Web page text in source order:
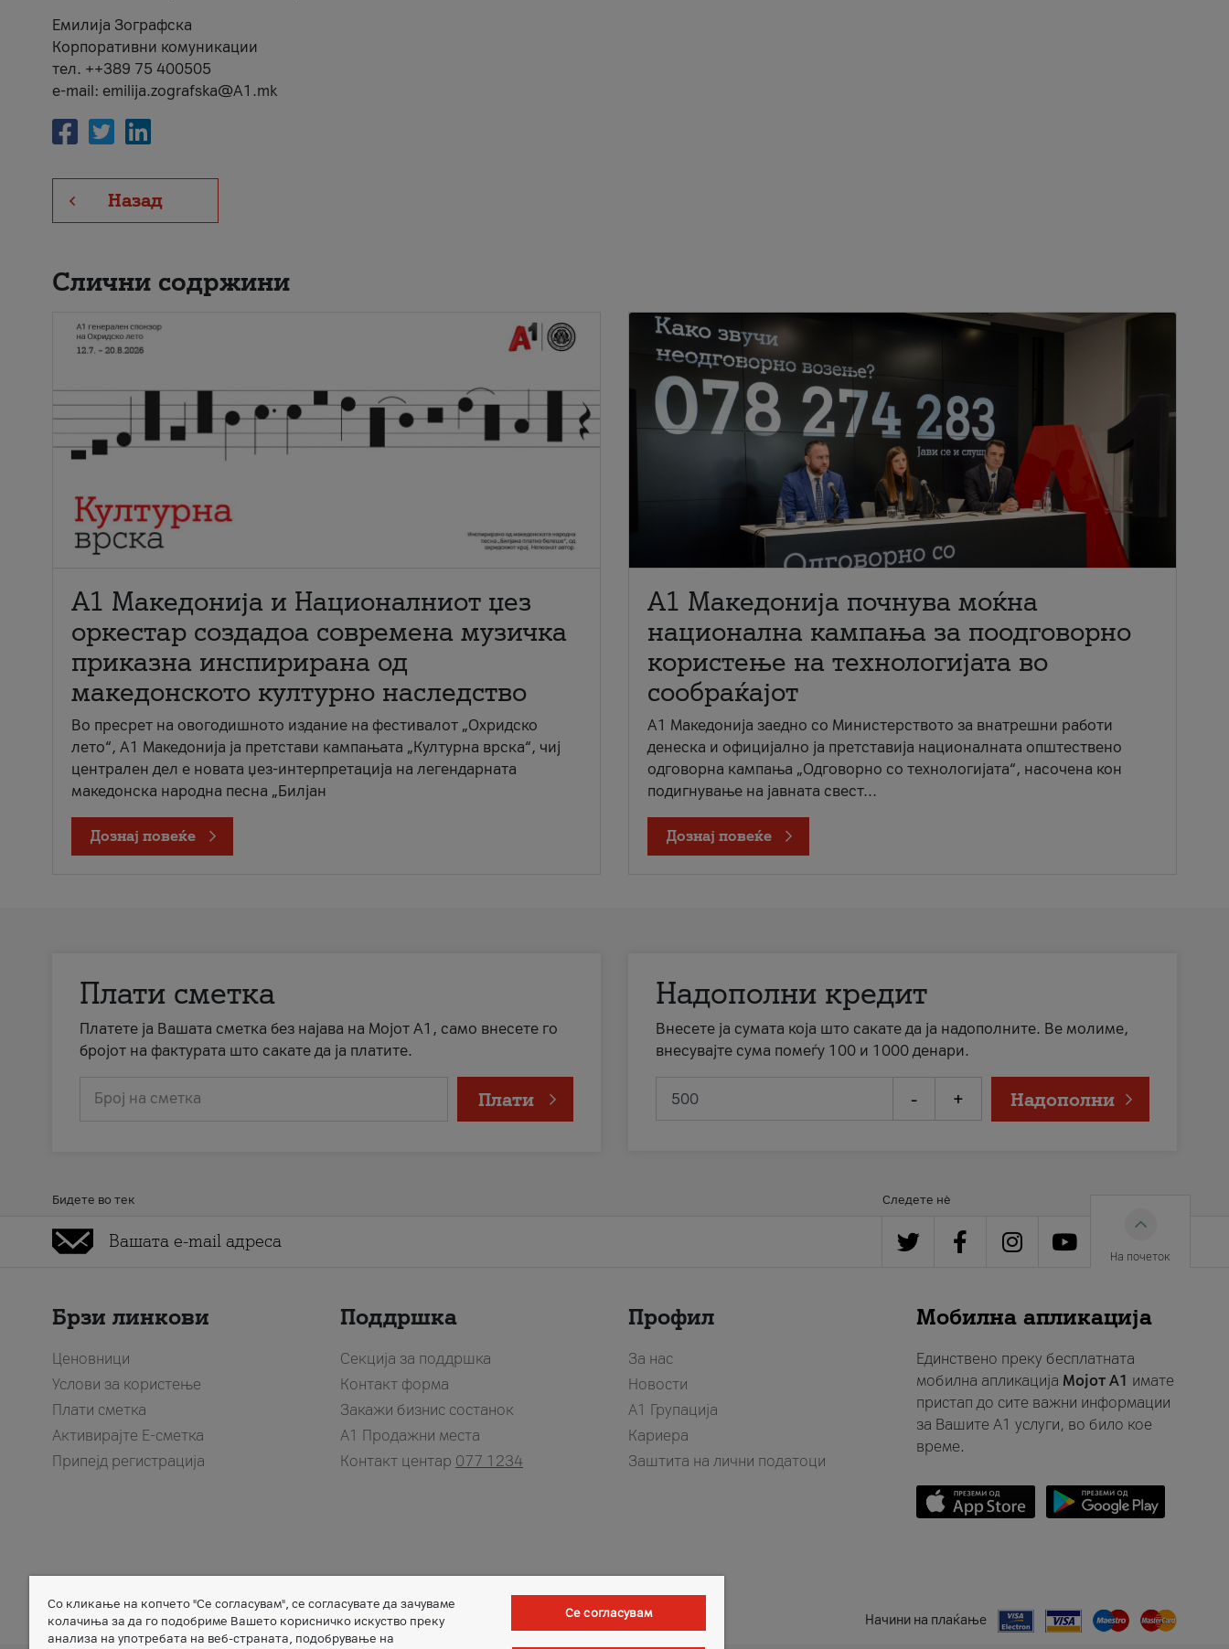
Емилија Зографска
Корпоративни комуникации
тел. ++389 75 400505
e-mail: emilija.zografska@A1.mk
Назад
Слични содржини
А1 Македонија и Националниот џез
оркестар создадоа современа музичка
приказна инспирирана од
македонското културно наследство
Во пресрет на овогодишното издание на фестивалот „Охридско
лето“, А1 Македонија ја претстави кампањата „Културна врска“, чиј
централен дел е новата џез-интерпретација на легендарната
македонска народна песна „Билјан
Дознај повеќе
A1 Македонија почнува моќна
национална кампања за поодговорно
користење на технологијата во
сообраќајот
A1 Македонија заедно со Министерството за внатрешни работи
денеска и официјално ја претставија националната општествено
одговорна кампања „Одговорно со технологијата“, насочена кон
подигнување на јавната свест...
Дознај повеќе
Плати сметка
Платете ја Вашата сметка без најава на Мојот А1, само внесете го
бројот на фактурата што сакате да ја платите.
Број на сметка Плати
Надополни кредит
Внесете ја сумата која што сакате да ја надополните. Ве молиме,
внесувајте сума помеѓу 100 и 1000 денари.
- + Надополни
Бидете во тек Следете нè
На почеток
Брзи линкови
Ценовници
Услови за користење
Плати сметка
Активирајте Е-сметка
Припејд регистрација
Поддршка
Секција за поддршка
Контакт форма
Закажи бизнис состанок
A1 Продажни места
Контакт центар 077 1234
Профил
За нас
Новости
А1 Групација
Кариера
Заштита на лични податоци
Мобилна апликација
Единствено преку бесплатната
мобилна апликација Мојот A1 имате
пристап до сите важни информации
за Вашите A1 услуги, во било кое
време.
Member of Начини на плаќање
Со кликање на копчето "Се согласувам", се согласувате да зачуваме
колачиња за да го подобриме Вашето корисничко искуство преку
анализа на употребата на веб-страната, подобрување на
Се согласувам